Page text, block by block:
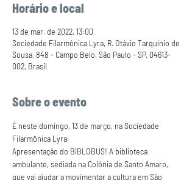
Horário e local
13 de mar. de 2022, 13:00
Sociedade Filarmônica Lyra, R. Otávio Tarquínio de
Sousa, 848 - Campo Belo, São Paulo - SP, 04613-
002, Brasil
Sobre o evento
É neste domingo, 13 de março, na Sociedade
Filarmônica Lyra:
Apresentação do BIBLOBUS! A biblioteca
ambulante, sediada na Colônia de Santo Amaro,
que vai ajudar a movimentar a cultura em São